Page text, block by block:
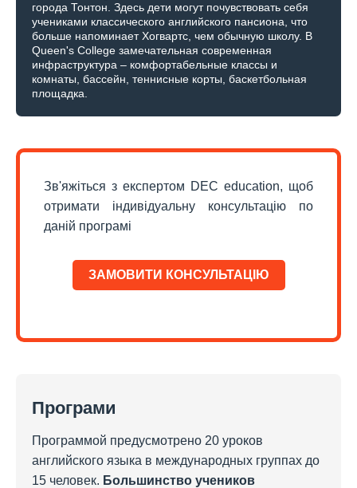
города Тонтон. Здесь дети могут почувствовать себя
учениками классического английского пансиона, что
больше напоминает Хогвартс, чем обычную школу. В
Queen's College замечательная современная
инфраструктура – комфортабельные классы и
комнаты, бассейн, теннисные корты, баскетбольная
площадка.
Зв'яжіться з експертом DEC education, щоб
отримати індивідуальну консультацію по
даній програмі
ЗАМОВИТИ КОНСУЛЬТАЦІЮ
Програми
Программой предусмотрено 20 уроков
английского языка в международных группах до
15 человек. Большинство учеников